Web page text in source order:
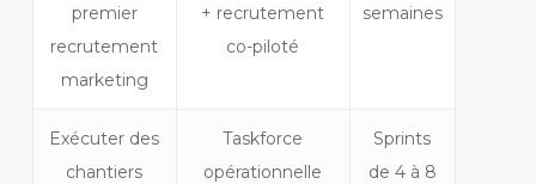
premier
recrutement
marketing
+ recrutement
co-piloté
semaines
Exécuter des
chantiers
Taskforce
opérationnelle
Sprints
de 4 à 8